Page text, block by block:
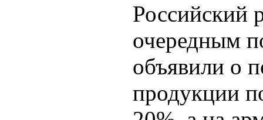
Российский
очередным
объявили о
продукции